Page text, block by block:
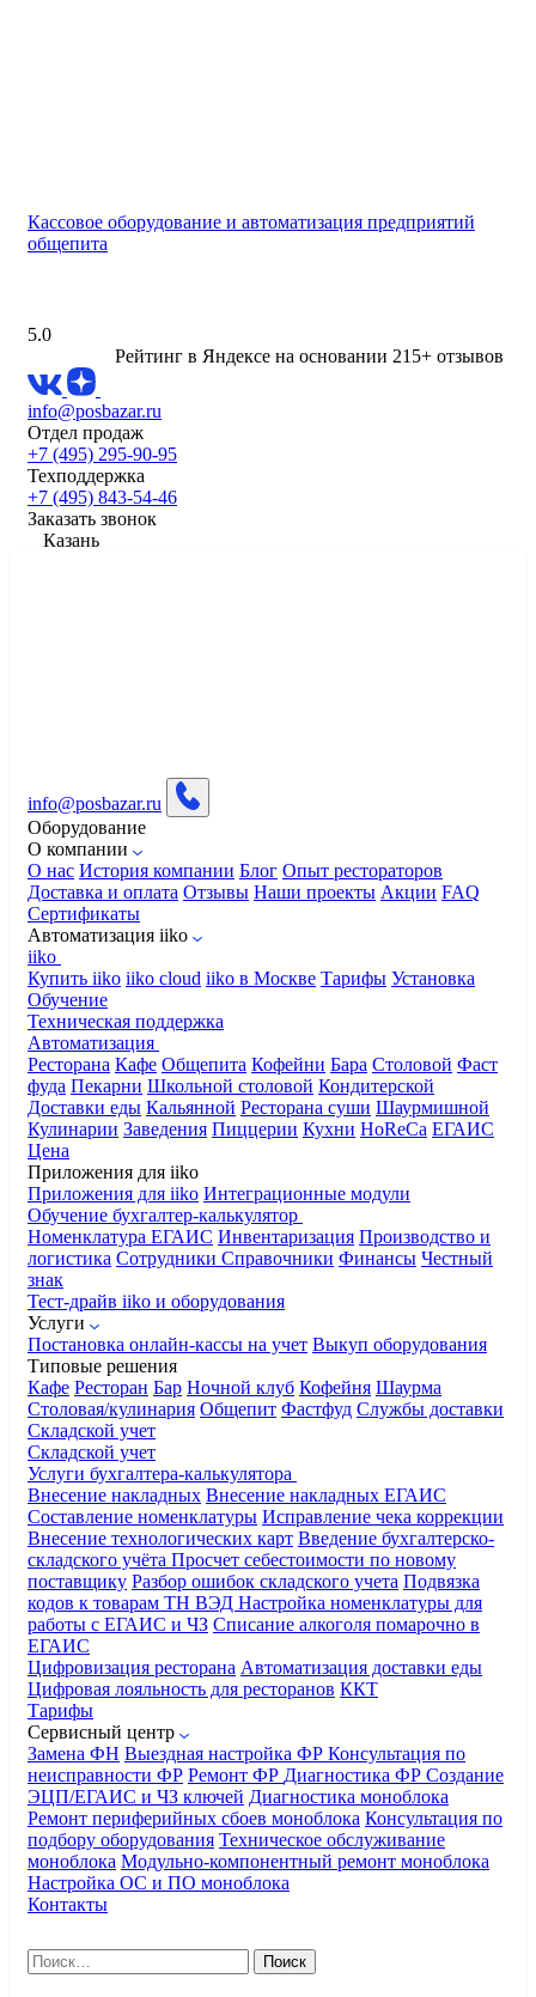
Кассовое оборудование и автоматизация предприятий
общепита
5.0
Рейтинг в Яндексе на основании 215+ отзывов
info@posbazar.ru
Отдел продаж
+7 (495) 295-90-95
Техподдержка
+7 (495) 843-54-46
Заказать звонок
Казань
info@posbazar.ru
Оборудование
О компании
О нас История компании Блог Опыт рестораторов
Доставка и оплата Отзывы Наши проекты Акции FAQ
Сертификаты
Автоматизация iiko
iiko
Купить iiko iiko cloud iiko в Москве Тарифы Установка
Обучение
Техническая поддержка
Автоматизация
Ресторана Кафе Общепита Кофейни Бара Столовой Фаст
фуда Пекарни Школьной столовой Кондитерской
Доставки еды Кальянной Ресторана суши Шаурмишной
Кулинарии Заведения Пиццерии Кухни HoReCa ЕГАИС
Цена
Приложения для iiko
Приложения для iiko Интеграционные модули
Обучение бухгалтер-калькулятор
Номенклатура ЕГАИС Инвентаризация Производство и
логистика Сотрудники Справочники Финансы Честный
знак
Тест-драйв iiko и оборудования
Услуги
Постановка онлайн-кассы на учет Выкуп оборудования
Типовые решения
Кафе Ресторан Бар Ночной клуб Кофейня Шаурма
Столовая/кулинария Общепит Фастфуд Службы доставки
Складской учет
Складской учет
Услуги бухгалтера-калькулятора
Внесение накладных Внесение накладных ЕГАИС
Составление номенклатуры Исправление чека коррекции
Внесение технологических карт Введение бухгалтерско-
складского учёта Просчет себестоимости по новому
поставщику Разбор ошибок складского учета Подвязка
кодов к товарам ТН ВЭД Настройка номенклатуры для
работы с ЕГАИС и ЧЗ Списание алкоголя помарочно в
ЕГАИС
Цифровизация ресторана Автоматизация доставки еды
Цифровая лояльность для ресторанов ККТ
Тарифы
Сервисный центр
Замена ФН Выездная настройка ФР Консультация по
неисправности ФР Ремонт ФР Диагностика ФР Создание
ЭЦП/ЕГАИС и ЧЗ ключей Диагностика моноблока
Ремонт периферийных сбоев моноблока Консультация по
подбору оборудования Техническое обслуживание
моноблока Модульно-компонентный ремонт моноблока
Настройка ОС и ПО моноблока
Контакты
Найти: